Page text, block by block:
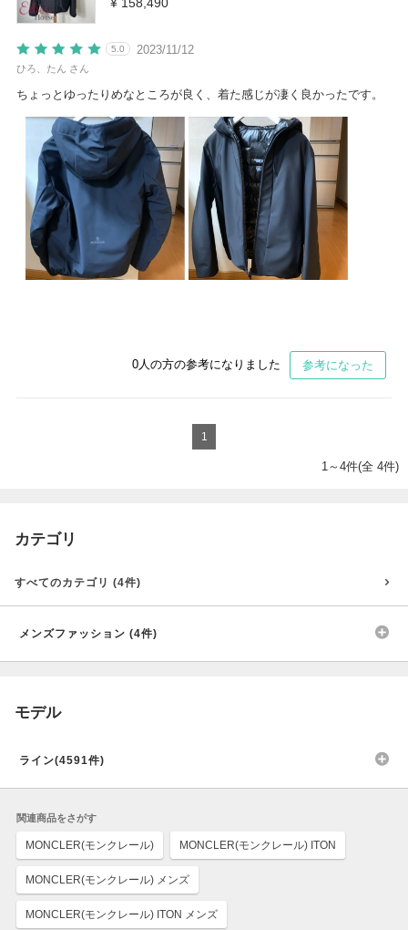
2023/11/12
5.0
ひろ、たん さん
ちょっとゆったりめなところが良く、着た感じが凄く良かったです。
0人の方の参考になりました 参考になった
1
1～4件(全 4件)
カテゴリ
すべてのカテゴリ (4件)
メンズファッション (4件)
モデル
ライン(4591件)
関連商品をさがす
MONCLER(モンクレール) MONCLER(モンクレール) ITON
MONCLER(モンクレール) メンズ
MONCLER(モンクレール) ITON メンズ